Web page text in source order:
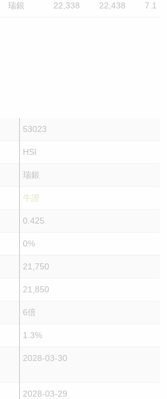
瑞銀 22,338 22,438 7.1
53023
HSI
瑞銀
牛證
0.425
0%
21,750
21,850
6倍
1.3%
2028-03-30
2028-03-29